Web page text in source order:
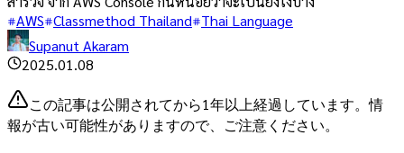
AWS Classmethod Thailand Thai Language
Supanut Akaram
2025.01.08
この記事は公開されてから1年以上経過しています。情
報が古い可能性がありますので、ご注意ください。